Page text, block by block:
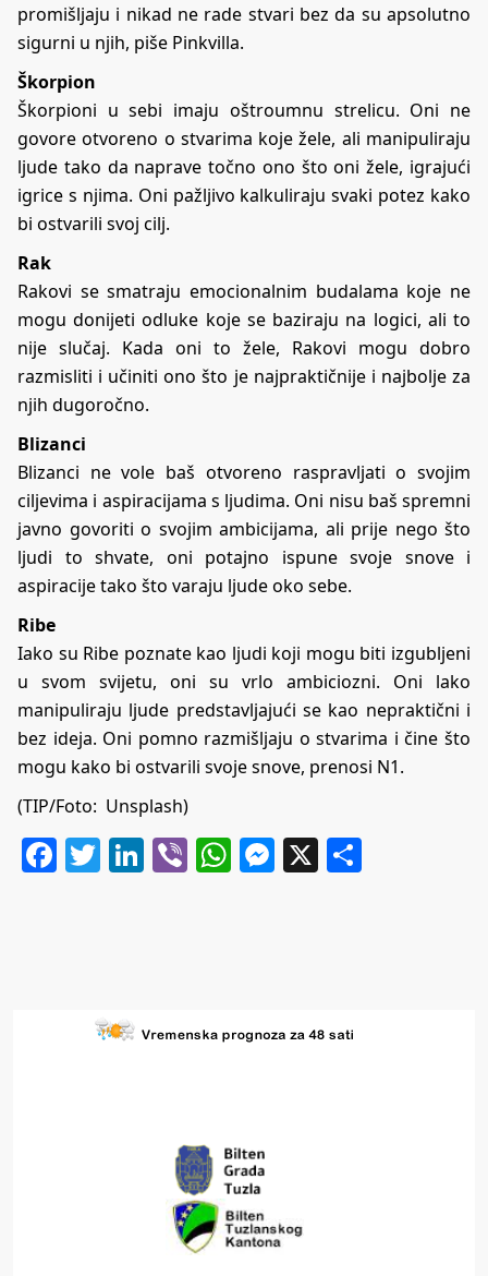
promišljaju i nikad ne rade stvari bez da su apsolutno
sigurni u njih, piše Pinkvilla.
Škorpion
Škorpioni u sebi imaju oštroumnu strelicu. Oni ne
govore otvoreno o stvarima koje žele, ali manipuliraju
ljude tako da naprave točno ono što oni žele, igrajući
igrice s njima. Oni pažljivo kalkuliraju svaki potez kako
bi ostvarili svoj cilj.
Rak
Rakovi se smatraju emocionalnim budalama koje ne
mogu donijeti odluke koje se baziraju na logici, ali to
nije slučaj. Kada oni to žele, Rakovi mogu dobro
razmisliti i učiniti ono što je najpraktičnije i najbolje za
njih dugoročno.
Blizanci
Blizanci ne vole baš otvoreno raspravljati o svojim
ciljevima i aspiracijama s ljudima. Oni nisu baš spremni
javno govoriti o svojim ambicijama, ali prije nego što
ljudi to shvate, oni potajno ispune svoje snove i
aspiracije tako što varaju ljude oko sebe.
Ribe
Iako su Ribe poznate kao ljudi koji mogu biti izgubljeni
u svom svijetu, oni su vrlo ambiciozni. Oni lako
manipuliraju ljude predstavljajući se kao nepraktični i
bez ideja. Oni pomno razmišljaju o stvarima i čine što
mogu kako bi ostvarili svoje snove, prenosi N1.
(TIP/Foto: Unsplash)
Facebook
Twitter
LinkedIn
ViberWhatsApp
Messenger
X